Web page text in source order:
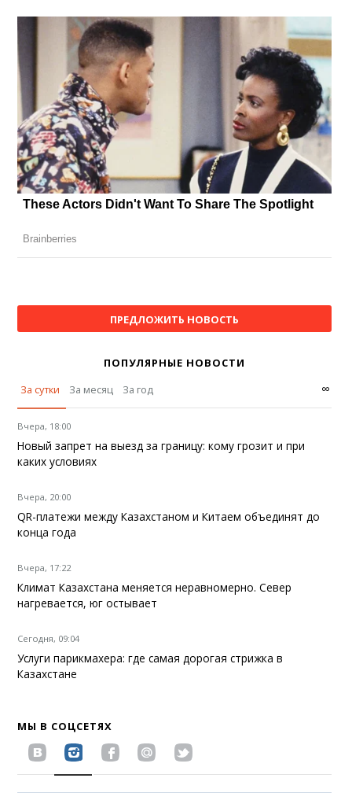
ПРЕДЛОЖИТЬ НОВОСТЬ
ПОПУЛЯРНЫЕ НОВОСТИ
За сутки
За месяц За год ∞
Вчера, 18:00
Новый запрет на выезд за границу: кому грозит и при
каких условиях
Вчера, 20:00
QR-платежи между Казахстаном и Китаем объединят до
конца года
Вчера, 17:22
Климат Казахстана меняется неравномерно. Север
нагревается, юг остывает
Сегодня, 09:04
Услуги парикмахера: где самая дорогая стрижка в
Казахстане
МЫ В СОЦСЕТЯХ